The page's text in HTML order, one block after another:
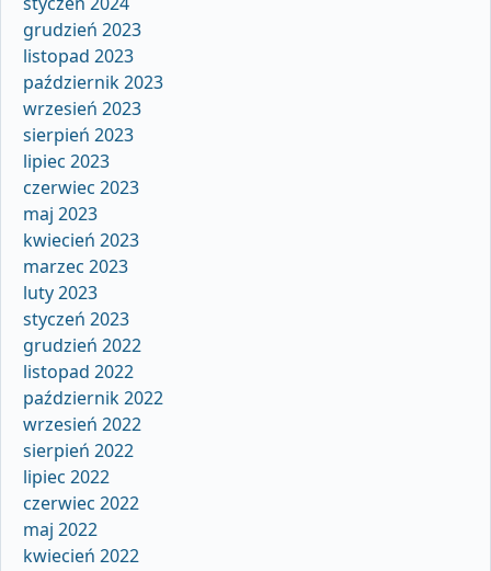
grudzień 2023
listopad 2023
październik 2023
wrzesień 2023
sierpień 2023
lipiec 2023
czerwiec 2023
maj 2023
kwiecień 2023
marzec 2023
luty 2023
styczeń 2023
grudzień 2022
listopad 2022
październik 2022
wrzesień 2022
sierpień 2022
lipiec 2022
czerwiec 2022
maj 2022
kwiecień 2022